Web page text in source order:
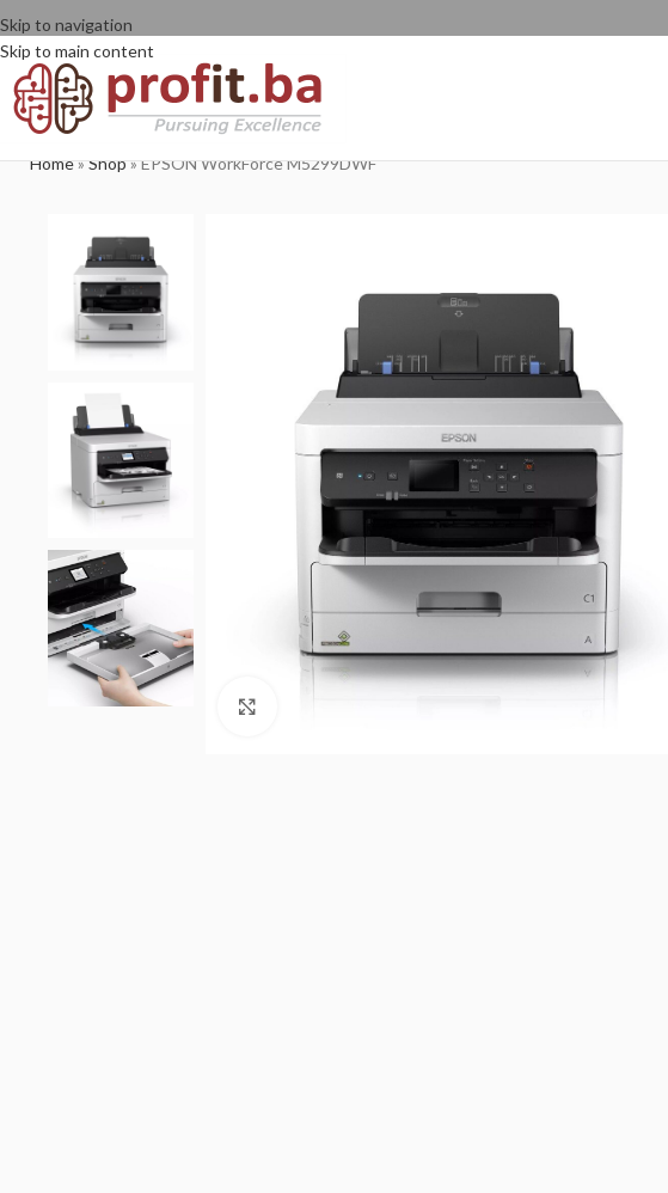
Skip to navigation
Skip to main content
Home»Shop»EPSON WorkForce M5299DWF